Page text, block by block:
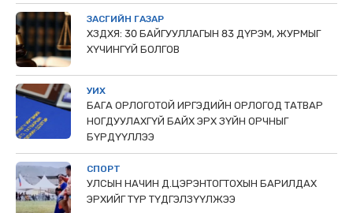
ЗАСГИЙН ГАЗАР
ХЗДХЯ: 30 БАЙГУУЛЛАГЫН 83 ДҮРЭМ, ЖУРМЫГ
ХҮЧИНГҮЙ БОЛГОВ
УИХ
БАГА ОРЛОГОТОЙ ИРГЭДИЙН ОРЛОГОД ТАТВАР
НОГДУУЛАХГҮЙ БАЙХ ЭРХ ЗҮЙН ОРЧНЫГ
БҮРДҮҮЛЛЭЭ
СПОРТ
УЛСЫН НАЧИН Д.ЦЭРЭНТОГТОХЫН БАРИЛДАХ
ЭРХИЙГ ТҮР ТҮДГЭЛЗҮҮЛЖЭЭ